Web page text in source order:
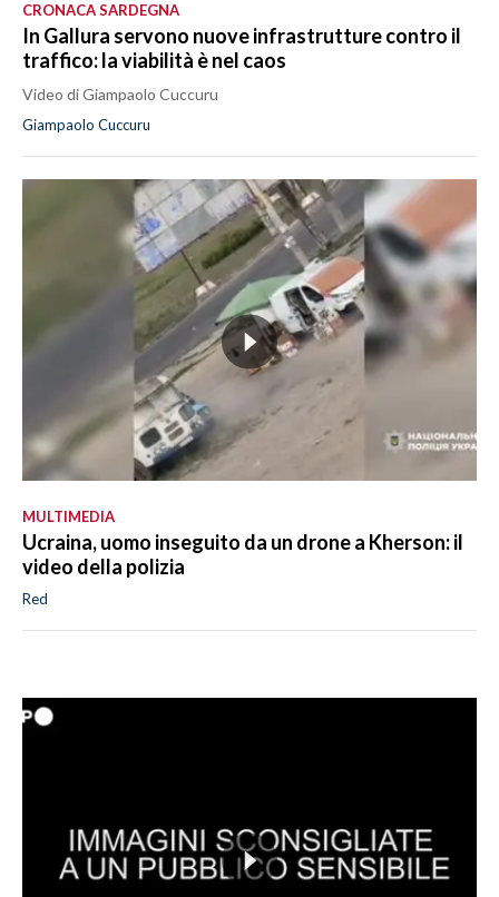
CRONACA SARDEGNA
In Gallura servono nuove infrastrutture contro il
traffico: la viabilità è nel caos
Video di Giampaolo Cuccuru
Giampaolo Cuccuru
MULTIMEDIA
Ucraina, uomo inseguito da un drone a Kherson: il
video della polizia
Red